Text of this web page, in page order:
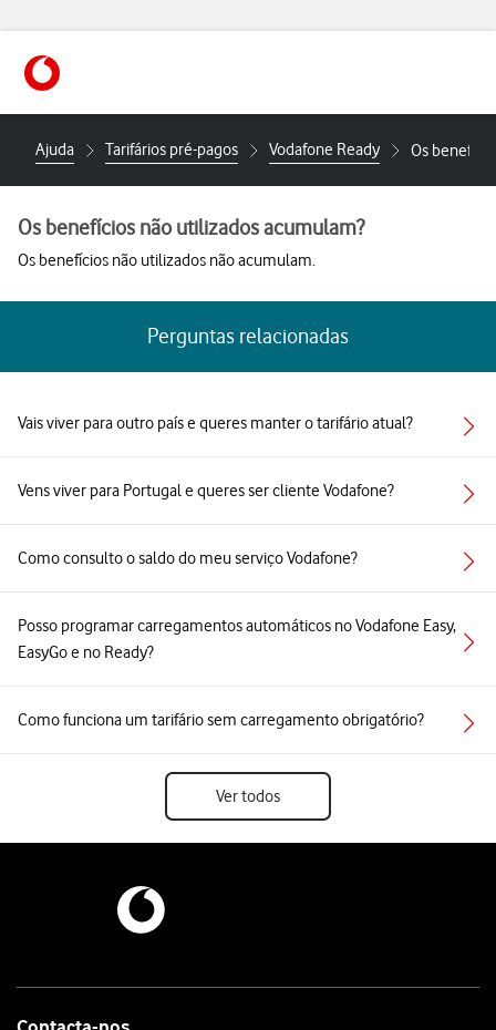
https://www.vodafone.pt
Ajuda Tarifários pré-pagos Vodafone Ready Os
Os benefícios não utilizados acumulam?
Os benefícios não utilizados não acumulam.
Perguntas relacionadas
Vais viver para outro país e queres manter o tarifário atual?
Vens viver para Portugal e queres ser cliente Vodafone?
Como consulto o saldo do meu serviço Vodafone?
Posso programar carregamentos automáticos no Vodafone Easy,
EasyGo e no Ready?
Como funciona um tarifário sem carregamento obrigatório?
Ver todos